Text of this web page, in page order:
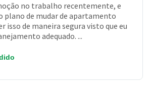
no trabalho recentemente, e
plano de mudar de apartamento
isso de maneira segura visto que eu
adequado. ...